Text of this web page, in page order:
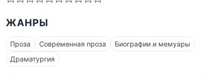
ЖАНРЫ
Проза Современная проза
Биографии и мемуары
Драматургия